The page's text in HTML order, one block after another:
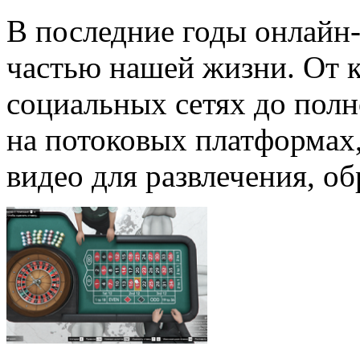
В последние годы
частью нашей жизни. От
социальных сетях до
на потоковых
видео для развлечения,